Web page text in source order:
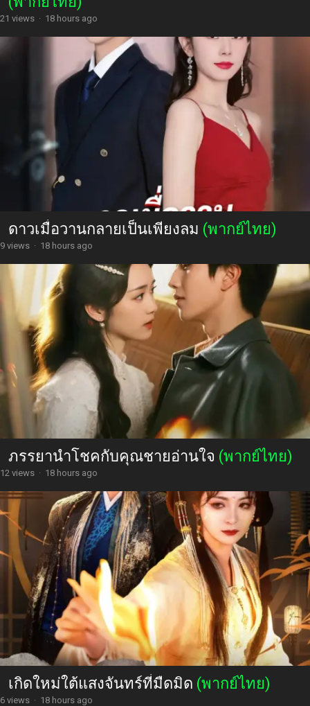
21 views · 18 hours ago
ดาวเมื่อวานกลายเป็นเพียงลม (พากย์ไทย)
9 views · 18 hours ago
ภรรยานำโชคกับคุณชายอ่านใจ (พากย์ไทย)
12 views · 18 hours ago
เกิดใหม่ใต้แสงจันทร์ที่มืดมิด (พากย์ไทย)
6 views · 18 hours ago